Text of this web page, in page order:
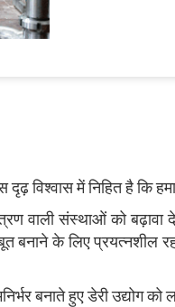
इस दृढ़ विश्‍वास में निहित है
वाली संस्‍थाओं को
बनाने के लिए
बनाते हुए डेरी उद्योग